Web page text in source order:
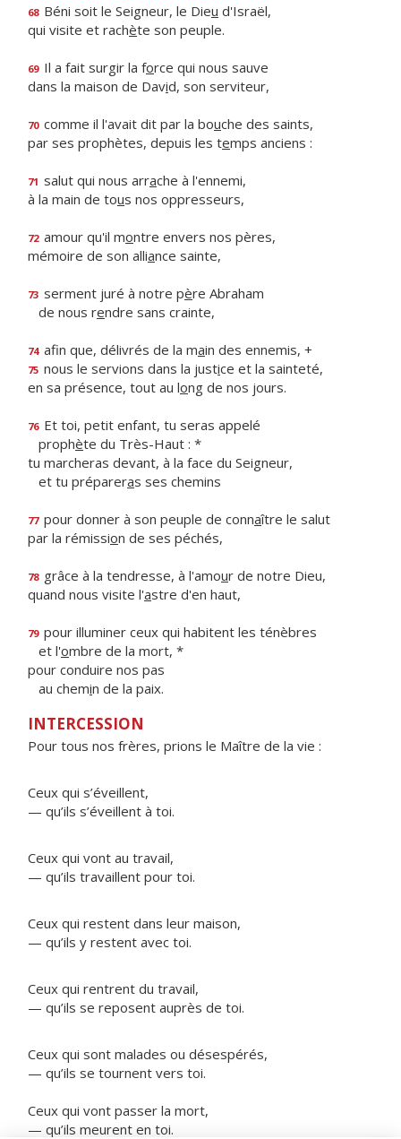
68 Béni soit le Seigneur, le Dieu d'Israël,
qui visite et rachète son peuple.
69 Il a fait surgir la force qui nous sauve
dans la maison de David, son serviteur,
70 comme il l'avait dit par la bouche des saints,
par ses prophètes, depuis les temps anciens :
71 salut qui nous arrache à l'ennemi,
à la main de tous nos oppresseurs,
72 amour qu'il montre envers nos pères,
mémoire de son alliance sainte,
73 serment juré à notre père Abraham
de nous rendre sans crainte,
74 afin que, délivrés de la main des ennemis, +
75 nous le servions dans la justice et la sainteté,
en sa présence, tout au long de nos jours.
76 Et toi, petit enfant, tu seras appelé
prophète du Très-Haut : *
tu marcheras devant, à la face du Seigneur,
et tu prépareras ses chemins
77 pour donner à son peuple de connaître le salut
par la rémission de ses péchés,
78 grâce à la tendresse, à l'amour de notre Dieu,
quand nous visite l'astre d'en haut,
79 pour illuminer ceux qui habitent les ténèbres
et l'ombre de la mort, *
pour conduire nos pas
au chemin de la paix.
INTERCESSION
Pour tous nos frères, prions le Maître de la vie :
Ceux qui s’éveillent,
— qu’ils s’éveillent à toi.
Ceux qui vont au travail,
— qu’ils travaillent pour toi.
Ceux qui restent dans leur maison,
— qu’ils y restent avec toi.
Ceux qui rentrent du travail,
— qu’ils se reposent auprès de toi.
Ceux qui sont malades ou désespérés,
— qu’ils se tournent vers toi.
Ceux qui vont passer la mort,
— qu’ils meurent en toi.